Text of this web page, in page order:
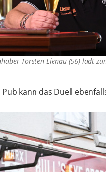
Torsten Lienau (56) lädt
kann das Duell